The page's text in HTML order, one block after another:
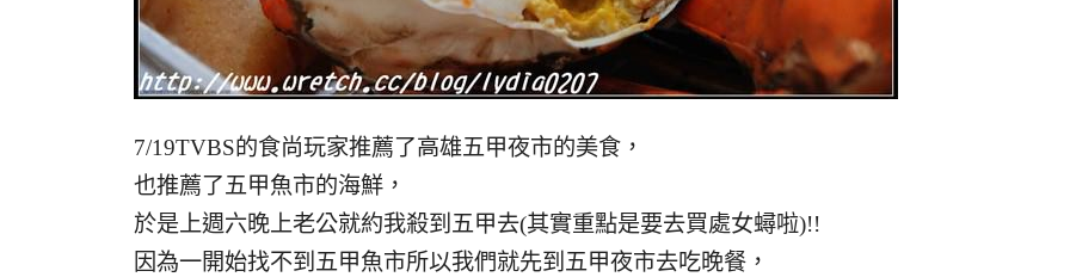
7/19TVBS的食尚玩家推薦了高雄五甲夜市的美食，
也推薦了五甲魚市的海鮮，
於是上週六晚上老公就約我殺到五甲去(其實重點是要去買處女蟳啦)!!
因為一開始找不到五甲魚市所以我們就先到五甲夜市去吃晚餐，